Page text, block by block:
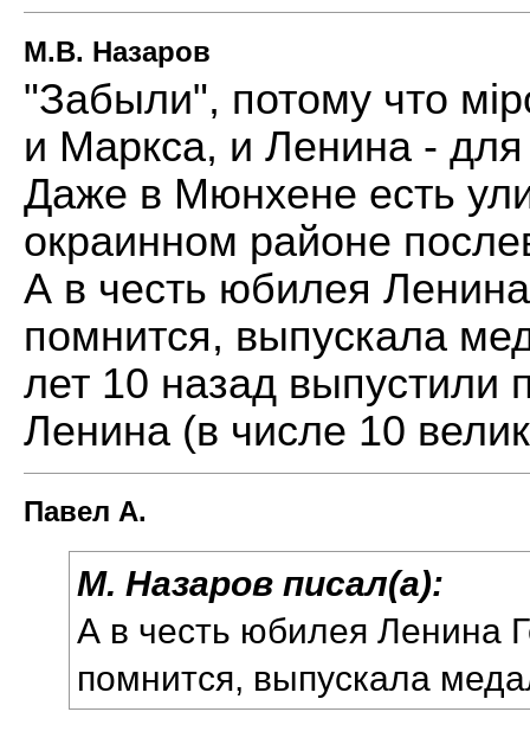
М.В. Назаров
"Забыли", потому что
и Маркса, и Ленина -
Даже в Мюнхене есть
окраинном районе
А в честь юбилея
помнится, выпускала
лет 10 назад выпустили
Ленина (в числе 10
Павел А.
М. Назаров писал(а):
А в честь юбилея Ленина
помнится, выпускала